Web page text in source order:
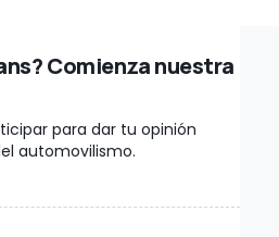
Esports y videojuegos Coches
Comienza nuestra
para dar tu opinión
automovilismo.